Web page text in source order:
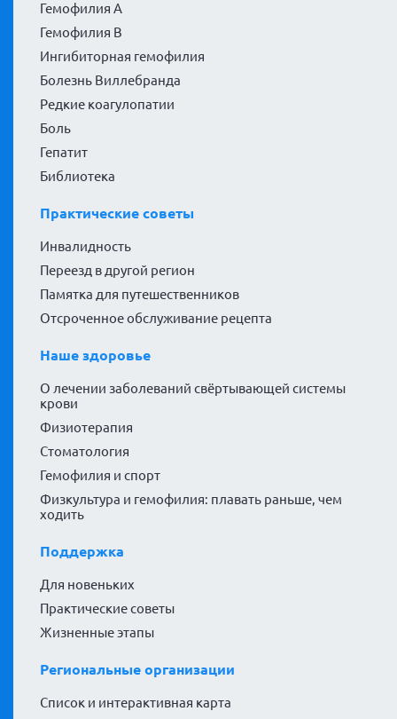
Гемофилия А
Гемофилия В
Ингибиторная гемофилия
Болезнь Виллебранда
Редкие коагулопатии
Боль
Гепатит
Библиотека
Практические советы
Инвалидность
Переезд в другой регион
Памятка для путешественников
Отсроченное обслуживание рецепта
Наше здоровье
О лечении заболеваний свёртывающей системы
крови
Физиотерапия
Стоматология
Гемофилия и спорт
Физкультура и гемофилия: плавать раньше, чем
ходить
Поддержка
Для новеньких
Практические советы
Жизненные этапы
Региональные организации
Список и интерактивная карта